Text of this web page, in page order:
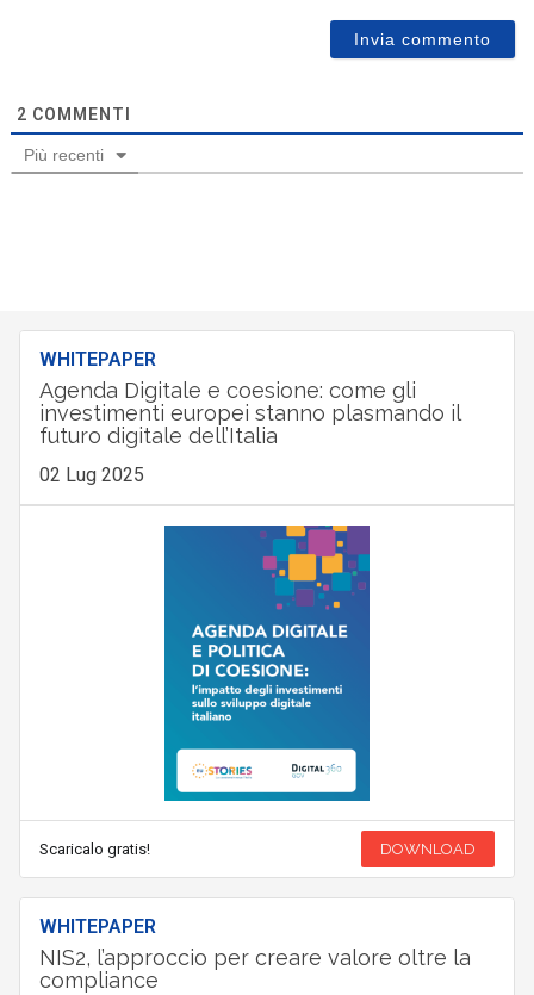
2 COMMENTI
Più recenti
WHITEPAPER
Agenda Digitale e coesione: come gli
investimenti europei stanno plasmando il
futuro digitale dell’Italia
02 Lug 2025
Scaricalo gratis! DOWNLOAD
WHITEPAPER
NIS2, l’approccio per creare valore oltre la
compliance